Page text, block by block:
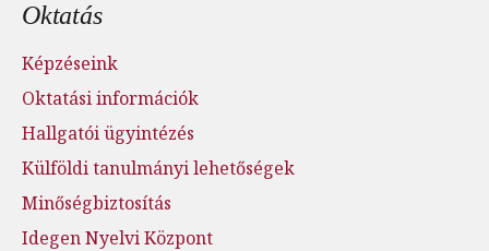
Oktatás
Képzéseink
Oktatási információk
Hallgatói ügyintézés
Külföldi tanulmányi lehetőségek
Minőségbiztosítás
Idegen Nyelvi Központ